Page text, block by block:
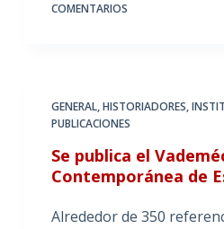
COMENTARIOS
GENERAL,HISTORIADORES,
PUBLICACIONES
Se publica el
Contemporánea de
Alrededor de 350